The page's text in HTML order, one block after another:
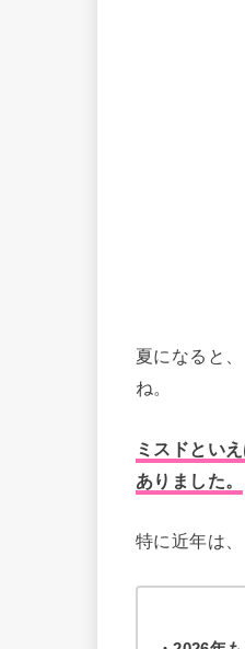
夏になると
ね。
ミスドとい
ありました。
特に近年は、